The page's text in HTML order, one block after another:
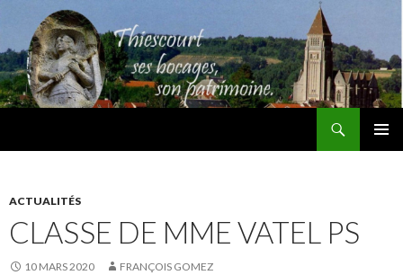
ACTUALITÉS
CLASSE DE MME VATEL PS
10 MARS 2020 FRANÇOIS GOMEZ